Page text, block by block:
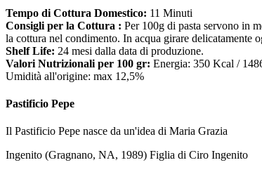
Tempo di Cottura Domestico: 11 Minuti
Consigli per la Cottura : Per 100g di pasta servono in
la cottura nel condimento. In acqua girare delicatamente
Shelf Life: 24 mesi dalla data di produzione.
Valori Nutrizionali per 100 gr: Energia: 350 Kcal /
Umidità all'origine: max 12,5%
Pastificio Pepe
Il Pastificio Pepe nasce da un'idea di Maria Grazia
Ingenito (Gragnano, NA, 1989) Figlia di Ciro Ingenito